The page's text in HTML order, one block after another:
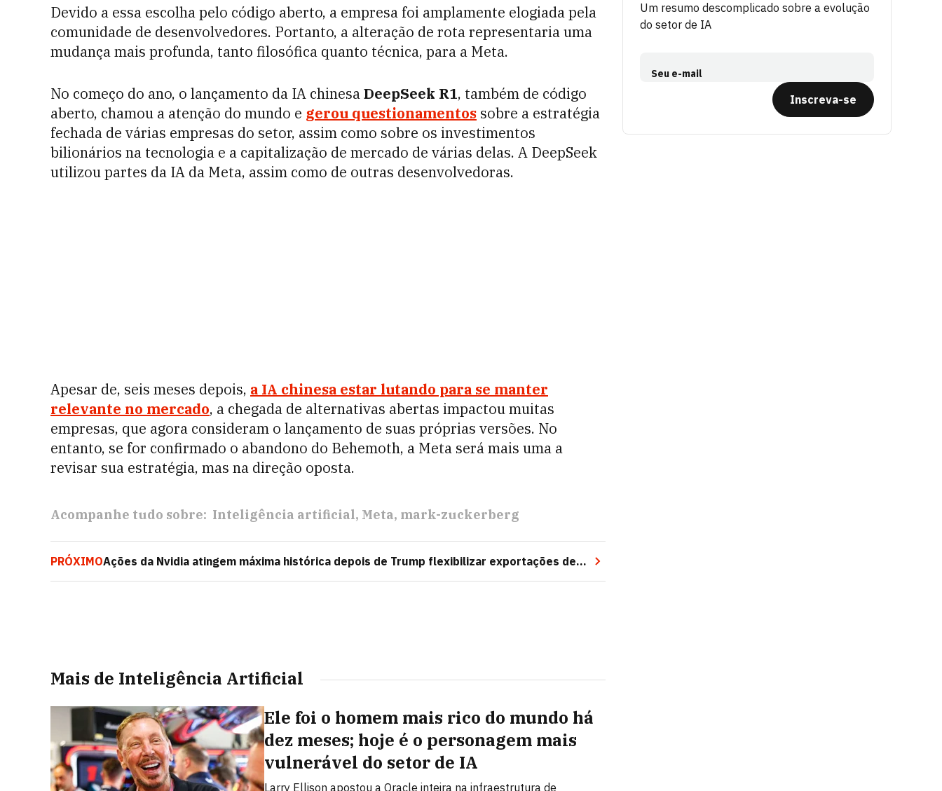
Devido a essa escolha pelo código aberto, a empresa foi amplamente elogiada pela
comunidade de desenvolvedores. Portanto, a alteração de rota representaria uma
mudança mais profunda, tanto filosófica quanto técnica, para a Meta.
No começo do ano, o lançamento da IA chinesaDeepSeek R1, também de código
aberto, chamou a atenção do mundo e gerou questionamentos sobre a estratégia
fechada de várias empresas do setor, assim como sobre os investimentos
bilionários na tecnologia e a capitalização de mercado de várias delas. A DeepSeek
utilizou partes da IA da Meta, assim como de outras desenvolvedoras.
Apesar de, seis meses depois, a IA chinesa estar lutando para se manter
relevante no mercado, a chegada de alternativas abertas impactou muitas
empresas, que agora consideram o lançamento de suas próprias versões. No
entanto, se for confirmado o abandono do Behemoth, a Meta será mais uma a
revisar sua estratégia, mas na direção oposta.
Acompanhe tudo sobre: Inteligência artificial Meta mark-zuckerberg
PRÓXIMOAções da Nvidia atingem máxima histórica depois de Trump flexibilizar exportações de
chips
Mais de Inteligência Artificial
Ele foi o homem mais rico do mundo há
dez meses; hoje é o personagem mais
vulnerável do setor de IA
Larry Ellison apostou a Oracle inteira na infraestrutura de
Um resumo descomplicado sobre a evolução
do setor de IA
Seu e-mail
Inscreva-se